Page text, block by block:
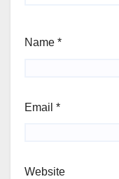
Name *
Email *
Website